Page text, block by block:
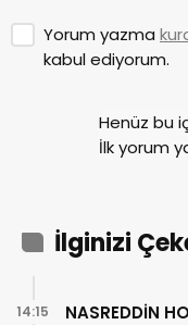
Yorum yazma
kabul ediyorum.
Henüz bu
İlk yorum
İlginizi
NASREDDİN
14:15